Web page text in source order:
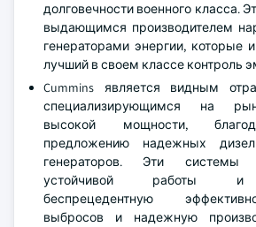
долговечности военного класса.
выдающимся производителем
генераторами энергии,
лучший в своем классе контроль
Cummins является видным
специализирующимся на
высокой мощности,
предложению надежных
генераторов. Эти системы
устойчивой работы и
беспрецедентную
выбросов и надежную